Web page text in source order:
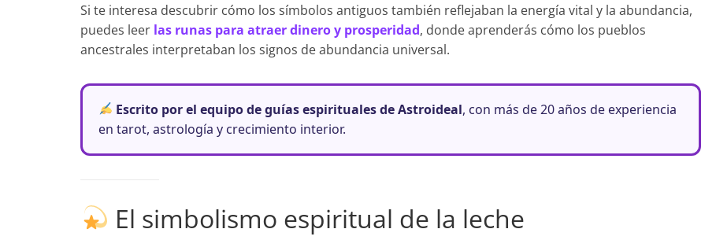
Si te interesa descubrir cómo los símbolos antiguos también reflejaban la energía vital y la abundancia,
puedes leer las runas para atraer dinero y prosperidad, donde aprenderás cómo los pueblos
ancestrales interpretaban los signos de abundancia universal.
Escrito por el equipo de guías espirituales de Astroideal, con más de 20 años de experiencia
en tarot, astrología y crecimiento interior.
El simbolismo espiritual de la leche